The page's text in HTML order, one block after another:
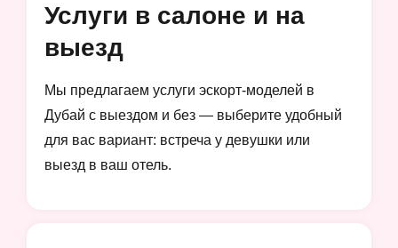
Услуги в салоне и на
выезд
Мы предлагаем услуги эскорт-моделей в
Дубай с выездом и без — выберите удобный
для вас вариант: встреча у девушки или
выезд в ваш отель.